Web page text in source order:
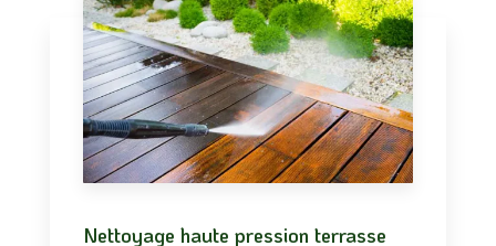
Nettoyage haute pression terrasse